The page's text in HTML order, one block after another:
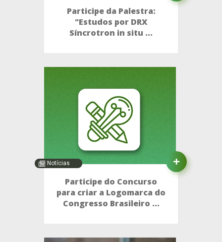
Participe da Palestra:
"Estudos por DRX
Síncrotron in situ ...
Notícias
Participe do Concurso
para criar a Logomarca do
Congresso Brasileiro ...